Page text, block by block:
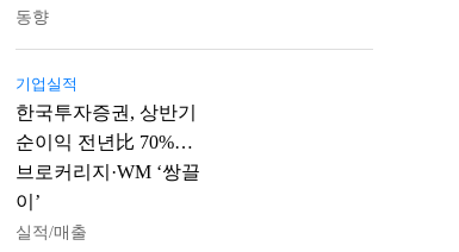
동향
기업실적
한국투자증권, 상반기
순이익 전년比 70%…
브로커리지·WM ‘쌍끌
이’
실적/매출